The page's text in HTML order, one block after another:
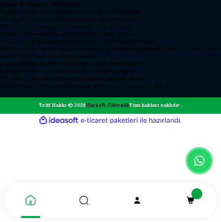
Parmak İzi Okuyucu 2026 Hursoft
Rakipleri Geride Bırakan Parmak İzi Okuyucu 2026 Hursoft
Parmak İzi Okuyucu Fiyat Performans Lideri 2026 Hursoft
2026’nın En İyi Parmak İzi Okuyucusu – Hursoft Zirvede
Parmak İzi Okuyucu Alacaklar İçin 2026 Rehberi Hursoft
Okullarda Kapı Dedektörleri Neden Şart? 2026 Güvenlik Rehberi
Okullarda Kapı Tipi Metal Dedektörler Neden Kullanılmalı?Hursoft Okul Kapı Dedektörleri
Hursoft Okul Turnike Sundurma Modelleri
Kapı Dedektörü Fiyatları ve Modelleri - 2026 Güncel Listesi
Kapı Metal Dedektörleri | Hursoft Güvenlik Teknolojileri
Üst Arama El Dedektörleri Kaliteli Dayanıklı Sağlam | Hursoft
X Ray Cihazları | Profesyonel Güvenlik X Ray Cihazı Sistemleri | Hursoft
Telif Hakkı © 2026Hursoft GüvenlikTüm hakları saklıdır .
ideasoft
e-